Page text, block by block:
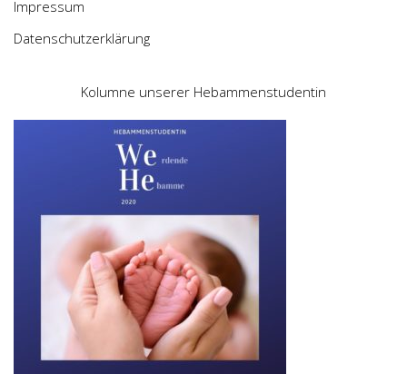
Impressum
Datenschutzerklärung
Kolumne unserer Hebammenstudentin